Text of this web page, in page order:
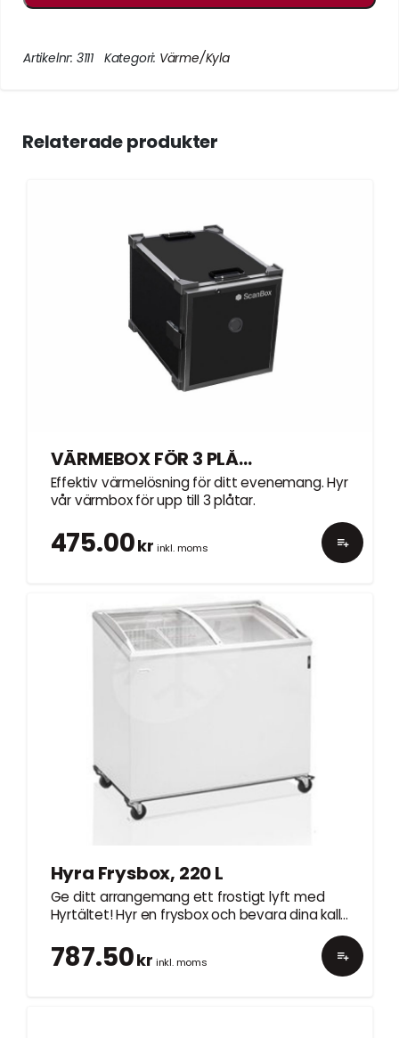
Artikelnr: 3111 Kategori: Värme/Kyla
Relaterade produkter
VÄRMEBOX FÖR 3 PLÅTAR
Effektiv värmelösning för ditt evenemang. Hyr
vår värmbox för upp till 3 plåtar.
475.00kr inkl. moms
Hyra Frysbox, 220 L
Ge ditt arrangemang ett frostigt lyft med
Hyrtältet! Hyr en frysbox och bevara dina kalla
frysutrustning är den ultimata lösningen för
att säkerställa att dina frysvaror förblir i
787.50kr inkl. moms